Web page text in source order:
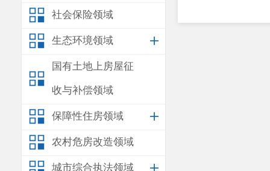
社会保险领域
生态环境领域
国有土地上房屋征
收与补偿领域
保障性住房领域
农村危房改造领域
城市综合执法领域